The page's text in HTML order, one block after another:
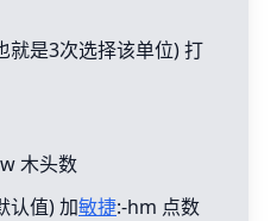
就是3次选择该单位) 打
木头数
认值) 加敏捷:-hm 点数